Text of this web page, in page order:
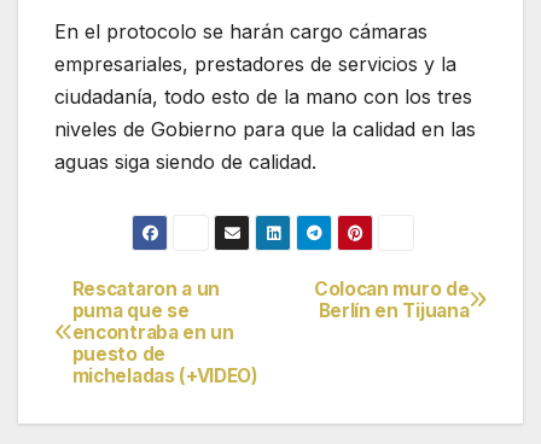
En el protocolo se harán cargo cámaras
empresariales, prestadores de servicios y la
ciudadanía, todo esto de la mano con los tres
niveles de Gobierno para que la calidad en las
aguas siga siendo de calidad.
Navegación
de
entradas
Colocan muro de
Berlín en Tijuana
Rescataron a un
puma que se
encontraba en un
puesto de
micheladas (+VIDEO)